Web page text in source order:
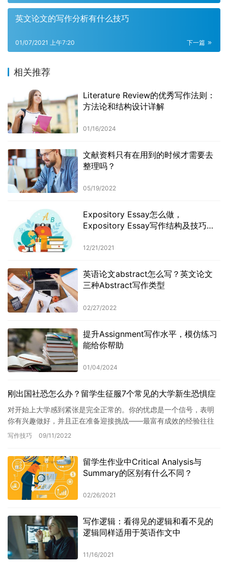
英文论文的写作分析有什么技巧
下一篇
01/07/2021 上午7:20
相关推荐
Literature Review的优秀写作法则：
方法论和结构设计详解
01/16/2024
文献资料只有在用到的时候才需要去
整理吗？
05/19/2022
Expository Essay怎么做，
Expository Essay写作结构及技巧介
12/21/2021
英语论文abstract怎么写？英文论文
三种Abstract写作类型
02/27/2022
提升Assignment写作水平，模仿练习
能给你帮助
01/04/2024
刚出国社恐怎么办？留学生征服7个常见的大学新生恐惧症
对开始上大学感到紧张是完全正常的。你的忧虑是一个信号，表明
你有兴趣做好，并且正在准备迎接挑战——最富有成效的经验往往
是最具挑战性的。你的大部分恐惧可能会在头几周后逐渐消失，如
写作技巧 09/11/2022
留学生作业中Critical Analysis与
Summary的区别有什么不同？
02/26/2021
写作逻辑：看得见的逻辑和看不见的
逻辑同样适用于英语作文中
11/16/2021